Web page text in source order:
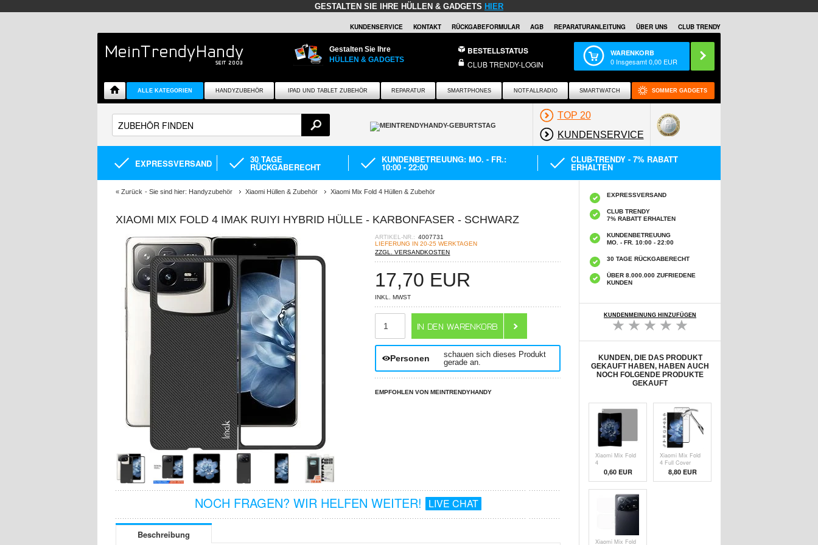
GESTALTEN SIE IHRE HÜLLEN & GADGETS HIER
KUNDENSERVICE KONTAKT RÜCKGABEFORMULAR AGB REPARATURANLEITUNG ÜBER UNS CLUB TRENDY
Gestalten Sie Ihre
HÜLLEN & GADGETS
BESTELLSTATUS
CLUB TRENDY-LOGIN
WARENKORB
0 Insgesamt0,00 EUR
ALLE KATEGORIEN HANDYZUBEHÖR IPAD UND TABLET ZUBEHÖR REPARATUR SMARTPHONES NOTFALLRADIO SMARTWATCH SOMMER GADGETS
TOP 20
KUNDENSERVICE
EXPRESSVERSAND 30 TAGE
RÜCKGABERECHT
KUNDENBETREUUNG: MO. - FR.:
10:00 - 22:00
CLUB-TRENDY - 7% RABATT
ERHALTEN
« Zurück - Sie sind hier: Handyzubehör Xiaomi Hüllen & Zubehör Xiaomi Mix Fold 4 Hüllen & Zubehör
XIAOMI MIX FOLD 4 IMAK RUIYI HYBRID HÜLLE - KARBONFASER - SCHWARZ
ARTIKEL-NR.: 4007731
LIEFERUNG IN 20-25 WERKTAGEN
ZZGL. VERSANDKOSTEN
17,70 EUR
INKL. MWST
Personen
schauen sich dieses Produkt
gerade an.
EMPFOHLEN VON MEINTRENDYHANDY
NOCH FRAGEN? WIR HELFEN WEITER! LIVE CHAT
Beschreibung
EXPRESSVERSAND
CLUB TRENDY
7% RABATT ERHALTEN
KUNDENBETREUUNG
MO. - FR. 10:00 - 22:00
30 TAGE RÜCKGABERECHT
ÜBER 8.000.000 ZUFRIEDENE
KUNDEN
KUNDENMEINUNG HINZUFÜGEN
KUNDEN, DIE DAS PRODUKT
GEKAUFT HABEN, HABEN AUCH
NOCH FOLGENDE PRODUKTE
GEKAUFT
Xiaomi Mix Fold
4
Displayschutzfolie
- Privat
0,60EUR
Xiaomi Mix Fold
4 Full Cover
Panzerglas - 9H -
Schwarz Rand
8,80 EUR
Xiaomi Mix Fold